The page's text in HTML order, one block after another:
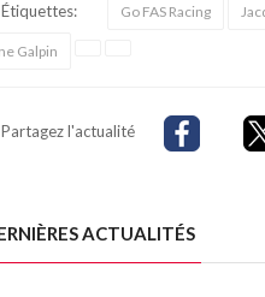
Étiquettes: Go FAS Racing
Galpin
Partagez l'actualité
ACTUALITÉS